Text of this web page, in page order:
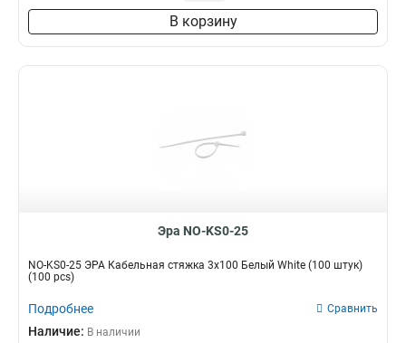
В корзину
Эра NO-KS0-25
NO-KS0-25 ЭРА Кабельная стяжка 3х100 Белый White (100 штук)
(100 pcs)
Подробнее Сравнить
Наличие: В наличии